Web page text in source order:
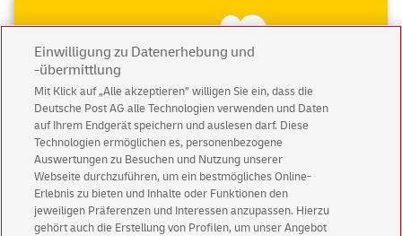
Einwilligung zu Datenerhebung und
-übermittlung
Mit Klick auf „Alle akzeptieren” willigen Sie ein, dass die
Deutsche Post AG alle Technologien verwenden und Daten
auf Ihrem Endgerät speichern und auslesen darf. Diese
Technologien ermöglichen es, personenbezogene
Auswertungen zu Besuchen und Nutzung unserer
Webseite durchzuführen, um ein bestmögliches Online-
Erlebnis zu bieten und Inhalte oder Funktionen den
jeweiligen Präferenzen und Interessen anzupassen. Hierzu
gehört auch die Erstellung von Profilen, um unser Angebot